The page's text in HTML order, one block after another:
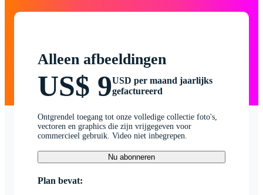
Alleen afbeeldingen
US$ 9USD per maand jaarlijks
gefactureerd
Ontgrendel toegang tot onze volledige collectie foto's,
vectoren en graphics die zijn vrijgegeven voor
commercieel gebruik. Video niet inbegrepen.
Nu abonneren
Plan bevat: